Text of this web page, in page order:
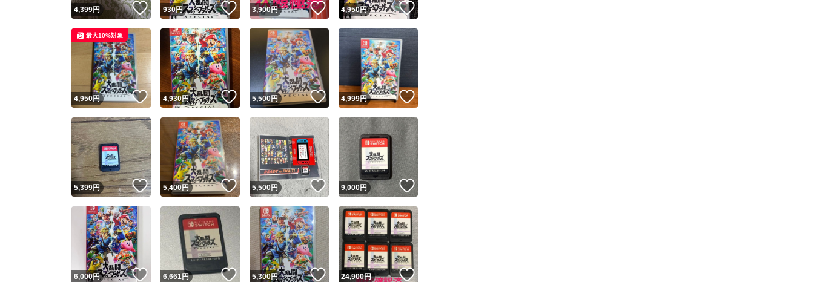
スピード発送 このユーザーは高頻度で24時間以内に発送しています
安心発送 このユーザーは設定した発送日数内に発送しています
4,399円 いいね！
930円 いいね！
3,900円 いいね！
4,950円 いいね！
4,950円 いいね！
最大10%対象
4,930円 いいね！
5,500円 いいね！
4,999円 いいね！
5,399円 いいね！
5,400円 いいね！
5,500円 いいね！
9,000円
6,000円 いいね！
6,661円 いいね！
5,300円 いいね！
24,900円 いいね！